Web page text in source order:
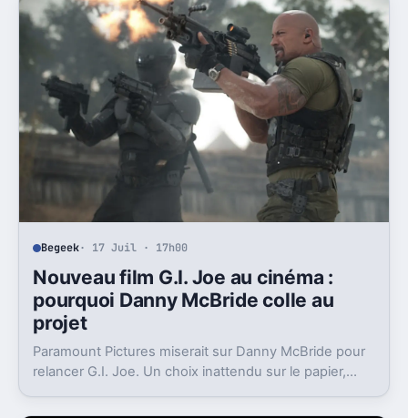
Begeek· 17 Juil · 17h00
Nouveau film G.I. Joe au cinéma :
pourquoi Danny McBride colle au
projet
Paramount Pictures miserait sur Danny McBride pour
relancer G.I. Joe. Un choix inattendu sur le papier,